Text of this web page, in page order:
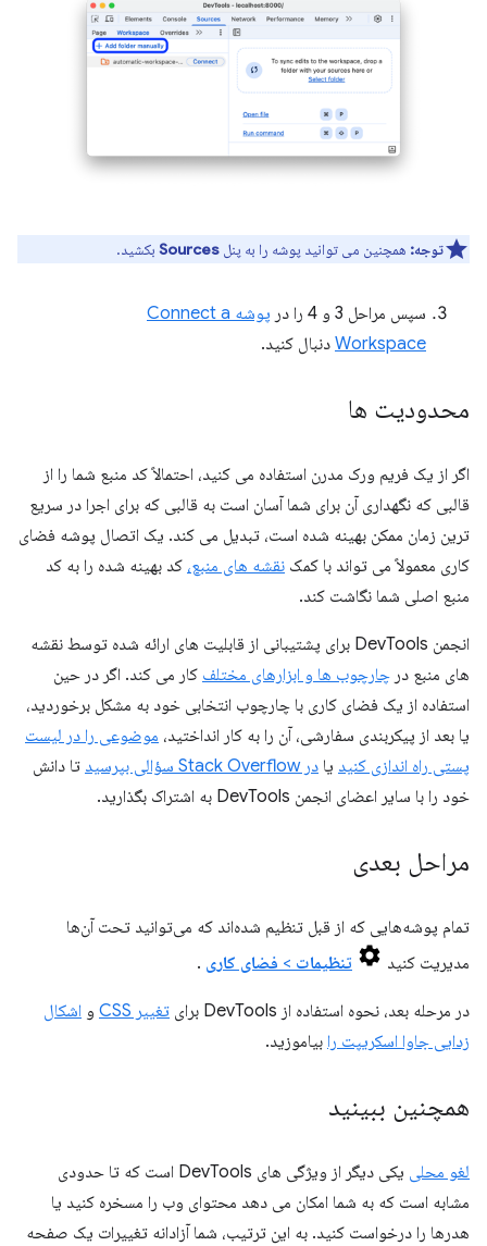
توجه: همچنین می توانید پوشه را به پنل Sources بکشید.
سپس مراحل 3 و 4 را در
پوشه Connect a
Workspace دنبال کنید.
محدودیت ها
اگر از یک فریم ورک مدرن استفاده می کنید، احتمالاً کد منبع شما را از
قالبی که نگهداری آن برای شما آسان است به قالبی که برای اجرا در سریع
ترین زمان ممکن بهینه شده است، تبدیل می کند. یک اتصال پوشه فضای
کاری معمولاً می تواند با کمک نقشه های منبع، کد بهینه شده را به کد
منبع اصلی شما نگاشت کند.
انجمن DevTools برای پشتیبانی از قابلیت های ارائه شده توسط نقشه
های منبع در چارچوب ها و ابزارهای مختلف کار می کند. اگر در حین
استفاده از یک فضای کاری با چارچوب انتخابی خود به مشکل برخوردید،
یا بعد از پیکربندی سفارشی، آن را به کار انداختید، موضوعی را در لیست
پستی راه اندازی کنید یا در Stack Overflow سؤالی بپرسید
تا دانش
خود را با سایر اعضای انجمن DevTools به اشتراک بگذارید.
مراحل بعدی
تمام پوشه‌هایی که از قبل تنظیم شده‌اند که می‌توانید تحت آن‌ها
مدیریت کنید
تنظیمات > فضای کاری .
در مرحله بعد، نحوه استفاده از DevTools برای تغییر CSS و اشکال
زدایی جاوا اسکریپت را بیاموزید.
همچنین ببینید
لغو محلی
یکی دیگر از ویژگی های DevTools است که تا حدودی
مشابه است که به شما امکان می دهد محتوای وب را مسخره کنید یا
هدرها را درخواست کنید. به این ترتیب، شما آزادانه تغییرات یک صفحه